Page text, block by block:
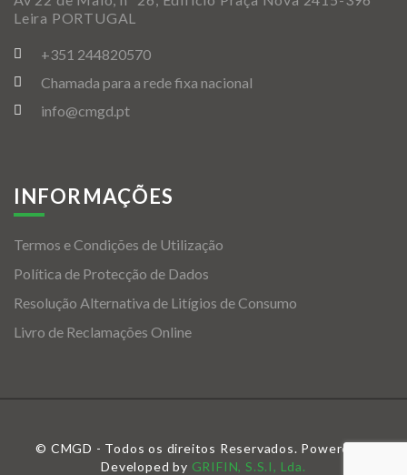
Leira PORTUGAL
+351 244820570
Chamada para a rede fixa nacional
info@cmgd.pt
INFORMAÇÕES
Termos e Condições de Utilização
Política de Protecção de Dados
Resolução Alternativa de Litígios de Consumo
Livro de Reclamações Online
© CMGD - Todos os direitos Reservados. Powered &
Developed by GRIFIN, S.S.I, Lda.